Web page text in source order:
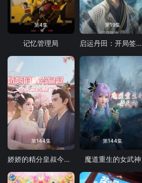
第4集
记忆管理局
第19集
启运丹田：开局签到至尊丹田
第144集
娇娇的精分皇叔今天又吃醋了
第144集
魔道重生的女武神